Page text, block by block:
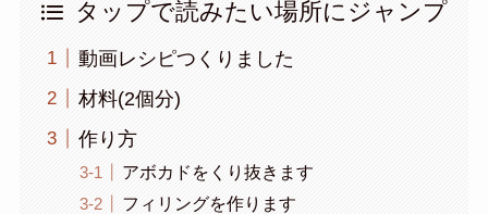
タップで読みたい場所にジャンプ
動画レシピつくりました
材料(2個分)
作り方
アボカドをくり抜きます
フィリングを作ります